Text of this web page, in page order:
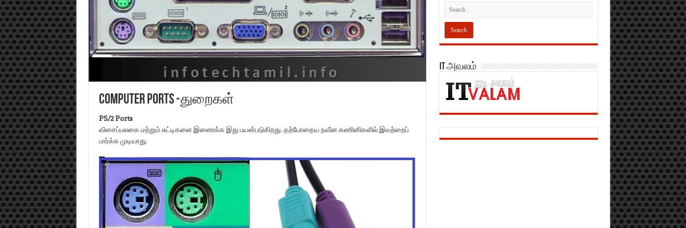
Computer Ports -துறைகள்
PS/2 Ports
விசைப்பலகை மற்றும் சுட்டிகளை இணைக்க இது பயன்படுகிறது. தற்போதைய நவீன கணினிகளில் இவற்றைப்
பார்க்க முடியாது.
IT அவலம்